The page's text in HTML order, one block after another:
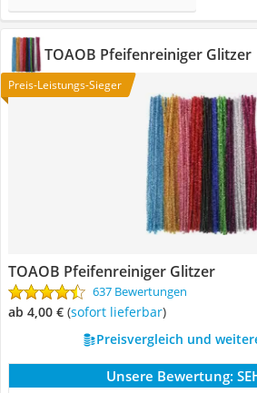
TOAOB Pfeifenreiniger Glitzer
Preis-Leistungs-Sieger
TOAOB Pfeifenreiniger Glitzer
637 Bewertungen
ab 4,00 € ( Sofort lieferbar)
Preisvergleich und
Unsere Bewertung: